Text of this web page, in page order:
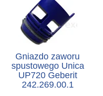
Gniazdo zaworu
spustowego Unica
UP720 Geberit
242.269.00.1